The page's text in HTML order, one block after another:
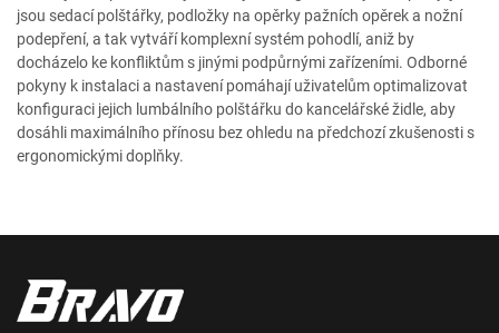
jsou sedací polštářky, podložky na opěrky pažních opěrek a nožní
podepření, a tak vytváří komplexní systém pohodlí, aniž by
docházelo ke konfliktům s jinými podpůrnými zařízeními. Odborné
pokyny k instalaci a nastavení pomáhají uživatelům optimalizovat
konfiguraci jejich lumbálního polštářku do kancelářské židle, aby
dosáhli maximálního přínosu bez ohledu na předchozí zkušenosti s
ergonomickými doplňky.